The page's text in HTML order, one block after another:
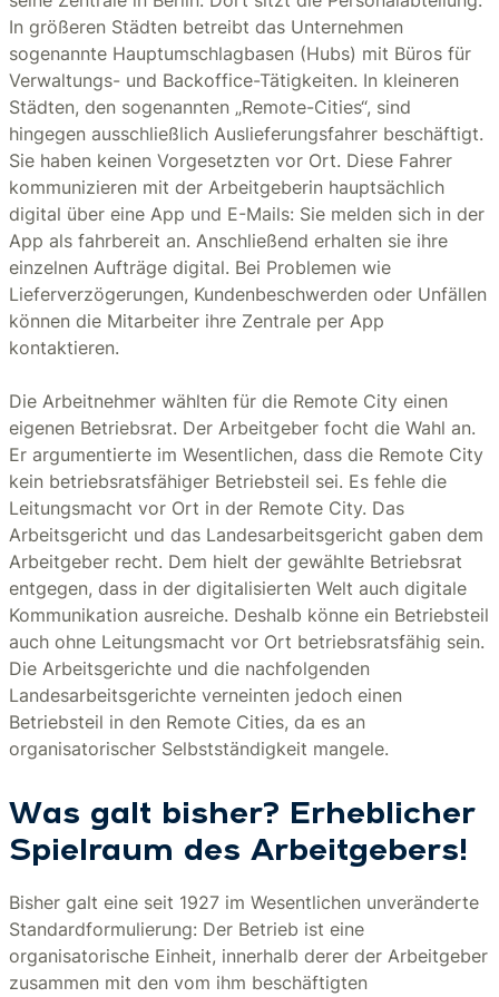
In größeren Städten betreibt das Unternehmen
sogenannte Hauptumschlagbasen (Hubs) mit Büros für
Verwaltungs- und Backoffice-Tätigkeiten. In kleineren
Städten, den sogenannten „Remote-Cities“, sind
hingegen ausschließlich Auslieferungsfahrer beschäftigt.
Sie haben keinen Vorgesetzten vor Ort. Diese Fahrer
kommunizieren mit der Arbeitgeberin hauptsächlich
digital über eine App und E-Mails: Sie melden sich in der
App als fahrbereit an. Anschließend erhalten sie ihre
einzelnen Aufträge digital. Bei Problemen wie
Lieferverzögerungen, Kundenbeschwerden oder Unfällen
können die Mitarbeiter ihre Zentrale per App
kontaktieren.
Die Arbeitnehmer wählten für die Remote City einen
eigenen Betriebsrat. Der Arbeitgeber focht die Wahl an.
Er argumentierte im Wesentlichen, dass die Remote City
kein betriebsratsfähiger Betriebsteil sei. Es fehle die
Leitungsmacht vor Ort in der Remote City. Das
Arbeitsgericht und das Landesarbeitsgericht gaben dem
Arbeitgeber recht. Dem hielt der gewählte Betriebsrat
entgegen, dass in der digitalisierten Welt auch digitale
Kommunikation ausreiche. Deshalb könne ein Betriebsteil
auch ohne Leitungsmacht vor Ort betriebsratsfähig sein.
Die Arbeitsgerichte und die nachfolgenden
Landesarbeitsgerichte verneinten jedoch einen
Betriebsteil in den Remote Cities, da es an
organisatorischer Selbstständigkeit mangele.
Was galt bisher? Erheblicher
Spielraum des Arbeitgebers!
Bisher galt eine seit 1927 im Wesentlichen unveränderte
Standardformulierung: Der Betrieb ist eine
organisatorische Einheit, innerhalb derer der Arbeitgeber
zusammen mit den vom ihm beschäftigten